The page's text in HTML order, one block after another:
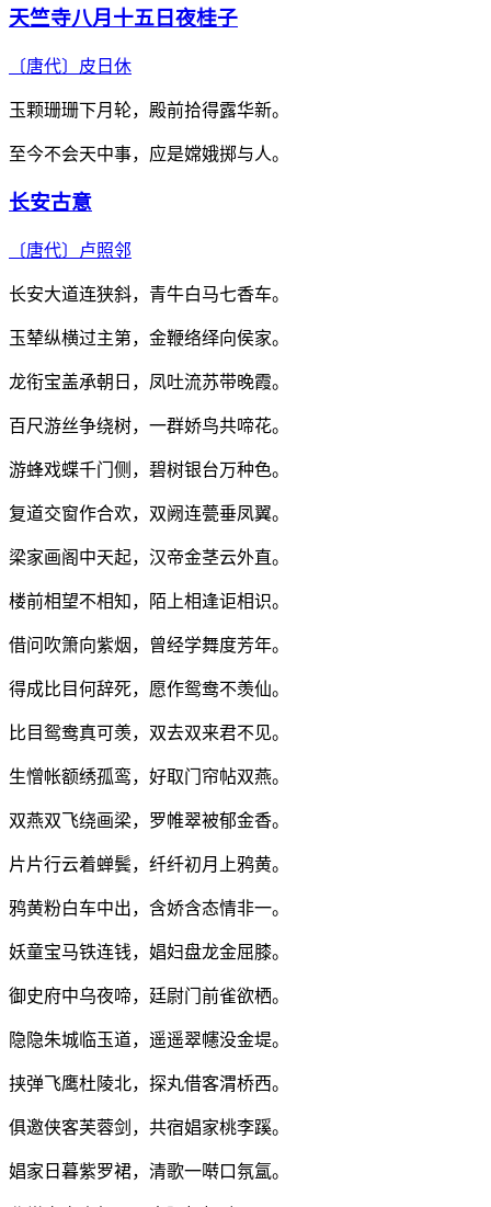
天竺寺八月十五日夜桂子
〔唐代〕 皮日休
玉颗珊珊下月轮，殿前拾得露华新。
至今不会天中事，应是嫦娥掷与人。
长安古意
〔唐代〕 卢照邻
长安大道连狭斜，青牛白马七香车。
玉辇纵横过主第，金鞭络绎向侯家。
龙衔宝盖承朝日，凤吐流苏带晚霞。
百尺游丝争绕树，一群娇鸟共啼花。
游蜂戏蝶千门侧，碧树银台万种色。
复道交窗作合欢，双阙连甍垂凤翼。
梁家画阁中天起，汉帝金茎云外直。
楼前相望不相知，陌上相逢讵相识。
借问吹箫向紫烟，曾经学舞度芳年。
得成比目何辞死，愿作鸳鸯不羡仙。
比目鸳鸯真可羡，双去双来君不见。
生憎帐额绣孤鸾，好取门帘帖双燕。
双燕双飞绕画梁，罗帷翠被郁金香。
片片行云着蝉鬓，纤纤初月上鸦黄。
鸦黄粉白车中出，含娇含态情非一。
妖童宝马铁连钱，娼妇盘龙金屈膝。
御史府中乌夜啼，廷尉门前雀欲栖。
隐隐朱城临玉道，遥遥翠幰没金堤。
挟弹飞鹰杜陵北，探丸借客渭桥西。
俱邀侠客芙蓉剑，共宿娼家桃李蹊。
娼家日暮紫罗裙，清歌一啭口氛氲。